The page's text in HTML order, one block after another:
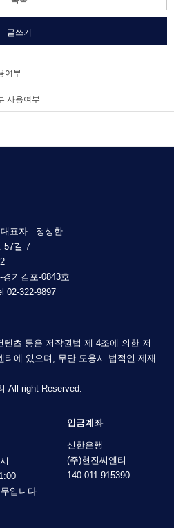
글쓰기
여부
사용여부
대표자 : 정성한
57길 7
기김포-0843호
02-322-9897
츠 등은 저작권법 제 4조에 의한 저
티에 있으며, 무단 도용시 법적인 제재
All right Reserved.
입니다.
입금계좌
신한은행
(주)현진씨엔티
140-011-915390